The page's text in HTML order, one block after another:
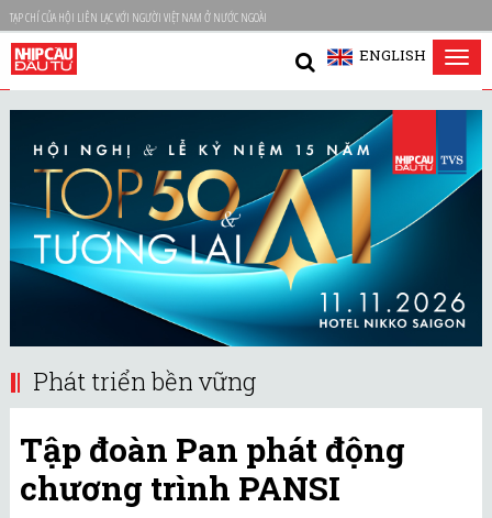
TẠP CHÍ CỦA HỘI LIÊN LẠC VỚI NGƯỜI VIỆT NAM Ở NƯỚC NGOÀI
ENGLISH
Phát triển bền vững
Tập đoàn Pan phát động
chương trình PANSI